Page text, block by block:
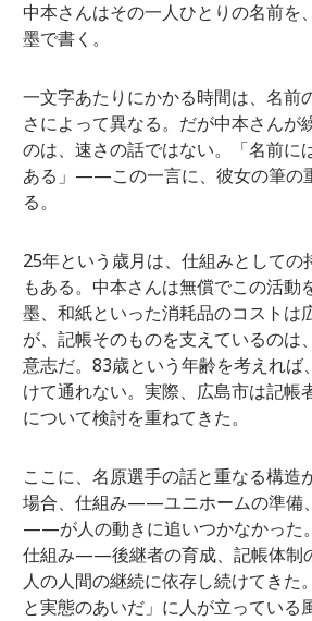
中本さんはその一人ひとりの名前を
墨で書く。
一文字あたりにかかる時間は、名前
さによって異なる。だが中本さんが
のは、速さの話ではない。「名前に
ある」——この一言に、彼女の筆の
る。
25年という歳月は、仕組みとしての
もある。中本さんは無償でこの活動
墨、和紙といった消耗品のコストは
が、記帳そのものを支えているのは
意志だ。83歳という年齢を考えれば
けて通れない。実際、広島市は記帳
について検討を重ねてきた。
ここに、名原選手の話と重なる構造
場合、仕組み——ユニホームの準備
——が人の動きに追いつかなかった
仕組み——後継者の育成、記帳体
人の人間の継続に依存し続けてきた
と実態のあいだ」に人が立っている